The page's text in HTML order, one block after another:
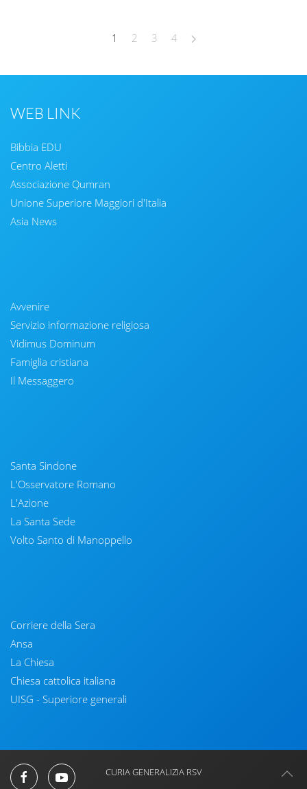
1 2 3 4
WEB LINK
Bibbia EDU
Centro Aletti
Associazione Qumran
Unione Superiore Maggiori d'Italia
Asia News
Avvenire
Servizio informazione religiosa
Vidimus Dominum
Famiglia cristiana
Il Messaggero
Santa Sindone
L'Osservatore Romano
L'Azione
La Santa Sede
Volto Santo di Manoppello
Corriere della Sera
Ansa
La Chiesa
Chiesa cattolica italiana
UISG - Superiore generali
CURIA GENERALIZIA RSV